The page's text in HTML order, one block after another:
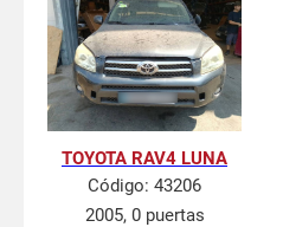
TOYOTA RAV4 LUNA
Código: 43206
2005, 0 puertas